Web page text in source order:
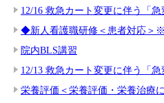
12/16 救急カート変更に伴う「急
◆新人看護職研修＜患者対応＞
院内BLS講習
12/13 救急カート変更に伴う「急
栄養評価＜栄養評価・栄養治療